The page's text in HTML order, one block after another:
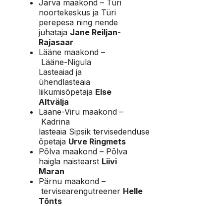
Järva maakond – Türi
noortekeskus ja Türi
perepesa ning nende
juhataja Jane Reiljan-
Rajasaar
Lääne maakond –
Lääne-Nigula
Lasteaiad ja
ühendlasteaia
liikumisõpetaja Else
Altvälja
Lääne-Viru maakond –
Kadrina
lasteaia Sipsik tervisedenduse
õpetaja Urve Ringmets
Põlva maakond – Põlva
haigla naistearst Liivi
Maran
Pärnu maakond –
tervisearengutreener Helle
Tõnts